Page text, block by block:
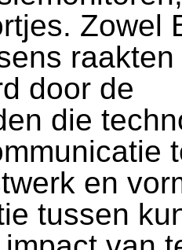
Zowel
door de
die
en
tussen